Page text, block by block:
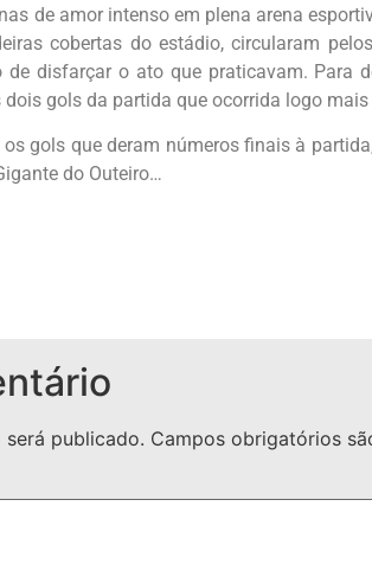
de amor intenso em plena arena
cobertas do estádio, circularam
disfarçar o ato que praticavam. Para
gols da partida que ocorrida logo
gols que deram números finais à
do Outeiro…
será publicado. Campos obrigatórios